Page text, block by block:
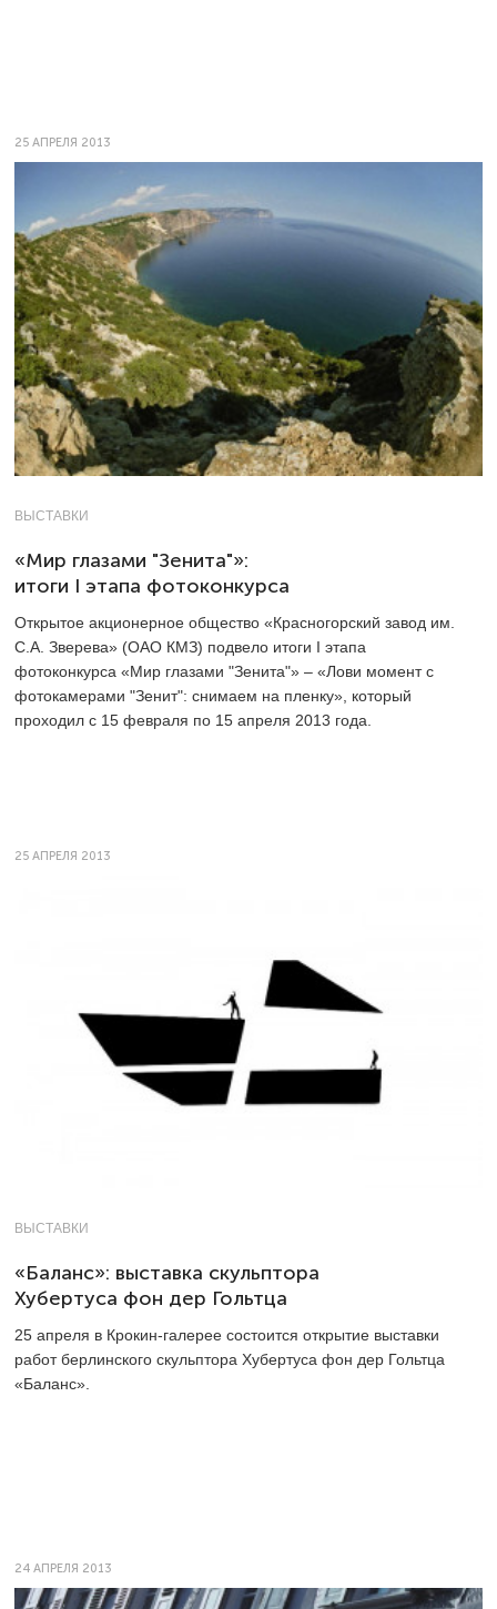
25 АПРЕЛЯ 2013
ВЫСТАВКИ
«Мир глазами "Зенита"»:
итоги I этапа фотоконкурса
Открытое акционерное общество «Красногорский завод им.
С.А. Зверева» (ОАО КМЗ) подвело итоги I этапа
фотоконкурса «Мир глазами "Зенита"» ‒ «Лови момент с
фотокамерами "Зенит": снимаем на пленку», который
проходил с 15 февраля по 15 апреля 2013 года.
25 АПРЕЛЯ 2013
ВЫСТАВКИ
«Баланс»: выставка скульптора
Хубертуса фон дер Гольтца
25 апреля в Крокин-галерее состоится открытие выставки
работ берлинского скульптора Хубертуса фон дер Гольтца
«Баланс».
24 АПРЕЛЯ 2013